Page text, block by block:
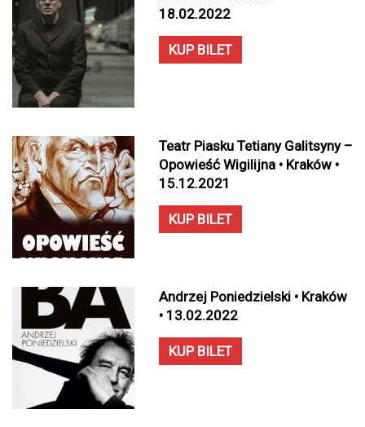
18.02.2022
KUP BILET
Teatr Piasku Tetiany Galitsyny –
Opowieść Wigilijna • Kraków •
15.12.2021
KUP BILET
Andrzej Poniedzielski • Kraków
• 13.02.2022
KUP BILET